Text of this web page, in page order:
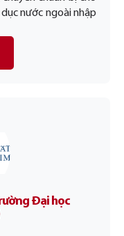
nước ngoài nhập
Đại học